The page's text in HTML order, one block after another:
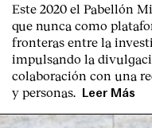
Este 2020 el Pabellón
que nunca como
fronteras entre la
impulsando la
colaboración con una
y personas.
Leer Más